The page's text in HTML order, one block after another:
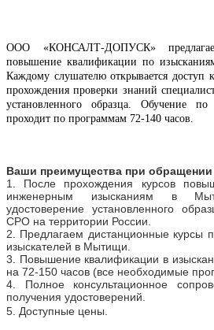
ООО «КОНСАЛТ-ДОПУСК»
повышение квалификации по
Каждому слушателю открывается доступ
прохождения проверки знаний
установленного образца. Обучение
проходит по программам 72-140 часов.
Ваши преимущества при обращении
1. После прохождения курсов
инженерным изысканиям в
удостоверение установленного
СРО на территории России.
2. Предлагаем дистанционные курсы
изыскателей в Мытищи
3. Повышение квалификации в
на 72-150 часов (все необходимые
4. Полное консультационное
получения удостоверений.
5. Доступные цены.